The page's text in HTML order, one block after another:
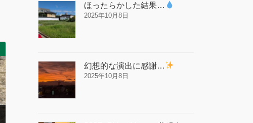
ほったらかした結果…
2025年10月8日
幻想的な演出に感謝…
2025年10月8日